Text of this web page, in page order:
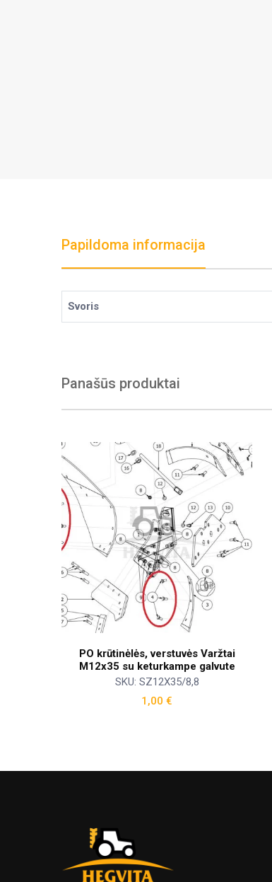
Papildoma informacija
Svoris
Panašūs produktai
PO krūtinėlės, verstuvės Varžtai
M12x35 su keturkampe galvute
SKU: SZ12X35/8,8
1,00 €